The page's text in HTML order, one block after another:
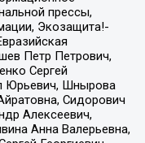
прессы,
Экозащита!-
Петр Петрович,
Сергей
Юрьевич, Шнырова
Сидорович
Алексеевич,
Анна Валерьевна,